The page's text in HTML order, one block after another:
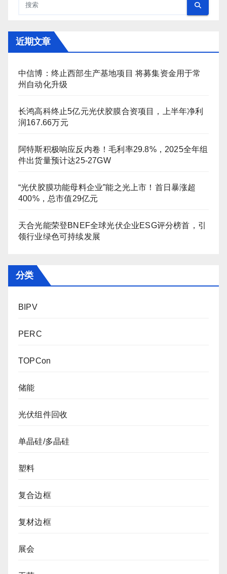
近期文章
中信博：终止西部生产基地项目 将募集资金用于常
州自动化升级
长鸿高科终止5亿元光伏胶膜合资项目，上半年净利
润167.66万元
阿特斯积极响应反内卷！毛利率29.8%，2025全年组
件出货量预计达25-27GW
“光伏胶膜功能母料企业”能之光上市！首日暴涨超
400%，总市值29亿元
天合光能荣登BNEF全球光伏企业ESG评分榜首，引
领行业绿色可持续发展
分类
BIPV
PERC
TOPCon
储能
光伏组件回收
单晶硅/多晶硅
塑料
复合边框
复材边框
展会